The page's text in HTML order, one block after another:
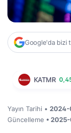
Google'da bizi
KATMR
Yayın Tarihi • 2024-
Güncelleme •